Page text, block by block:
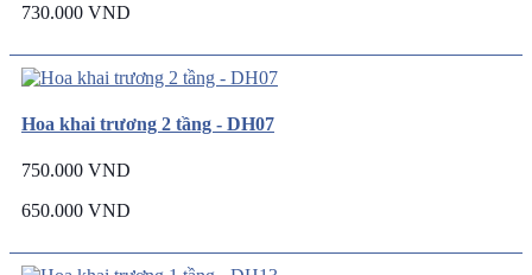
730.000 VND
Hoa khai trương 2 tầng - DH07
750.000 VND
650.000 VND